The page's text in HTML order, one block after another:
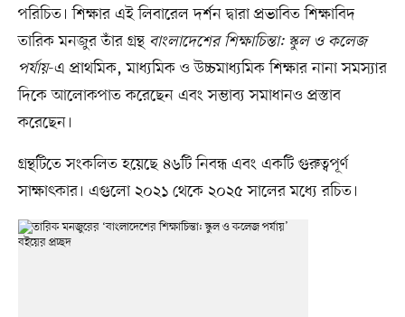
পরিচিত। শিক্ষার এই লিবারেল দর্শন দ্বারা প্রভাবিত শিক্ষাবিদ
তারিক মনজুর তাঁর গ্রন্থ বাংলাদেশের শিক্ষাচিন্তা: স্কুল ও কলেজ
পর্যায়-এ প্রাথমিক, মাধ্যমিক ও উচ্চমাধ্যমিক শিক্ষার নানা সমস্যার
দিকে আলোকপাত করেছেন এবং সম্ভাব্য সমাধানও প্রস্তাব
করেছেন।
গ্রন্থটিতে সংকলিত হয়েছে ৪৬টি নিবন্ধ এবং একটি গুরুত্বপূর্ণ
সাক্ষাৎকার। এগুলো ২০২১ থেকে ২০২৫ সালের মধ্যে রচিত।